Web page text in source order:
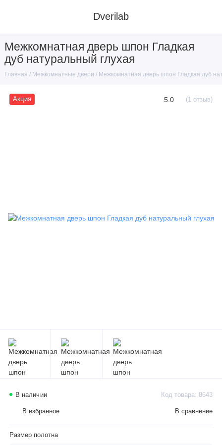
Dverilab
Межкомнатная дверь шпон Гладкая
дуб натуральный глухая
Главная Межкомнатные двери Межкомнатная дверь шпон Гладкая дуб
Акция 5.0 (1 отзыв)
В наличии Код товара: 8643
В избранное В сравнение
Размер полотна